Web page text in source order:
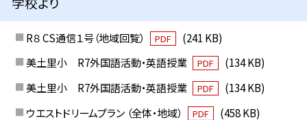
R８ CS通信１号（地域回覧） PDF
(241 KB)
美土里小 R7外国語活動・英語授業
PDF
(134 KB)
美土里小 R7外国語活動・英語授業
PDF
(134 KB)
ウエストドリームプラン （全体・地域）
PDF
(458 KB)